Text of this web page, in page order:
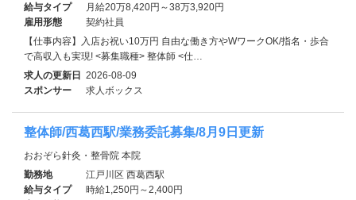
給与タイプ
月給20万8,420円～38万3,920円
雇用形態
契約社員
【仕事内容】入店お祝い10万円 自由な働き方やWワークOK/指名・歩合
で高収入も実現! <募集職種> 整体師 <仕…
求人の更新日 2026-08-09
スポンサー
求人ボックス
整体師/西葛西駅/業務委託募集/8月9日更新
おおぞら針灸・整骨院 本院
勤務地
江戸川区 西葛西駅
給与タイプ
時給1,250円～2,400円